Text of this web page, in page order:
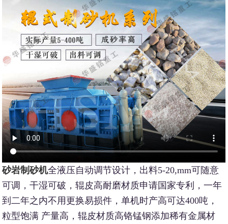
砂岩制砂机全液压自动调节设计，出料5-20,mm可随意
可调，干湿可破，辊皮高耐磨材质申请国家专利，一年
到二年之内不用更换易损件，单机时产高可达400吨，
粒型饱满 产量高，辊皮材质高铬锰钢添加稀有金属材